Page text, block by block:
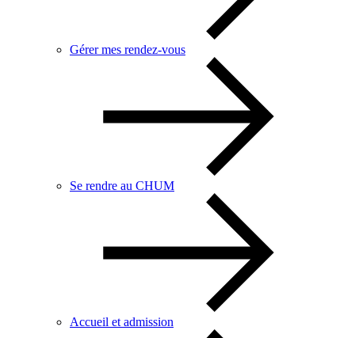
Gérer mes rendez-vous
Se rendre au CHUM
Accueil et admission